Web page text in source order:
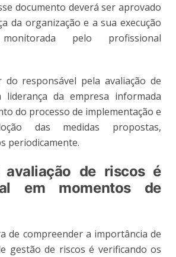
documento deverá ser aprovado
da organização e a sua execução
pelo profissional
do responsável pela avaliação de
da empresa informada
do processo de implementação e
das medidas propostas,
periodicamente.
de riscos é
em momentos de
de compreender a importância de
gestão de riscos é verificando os